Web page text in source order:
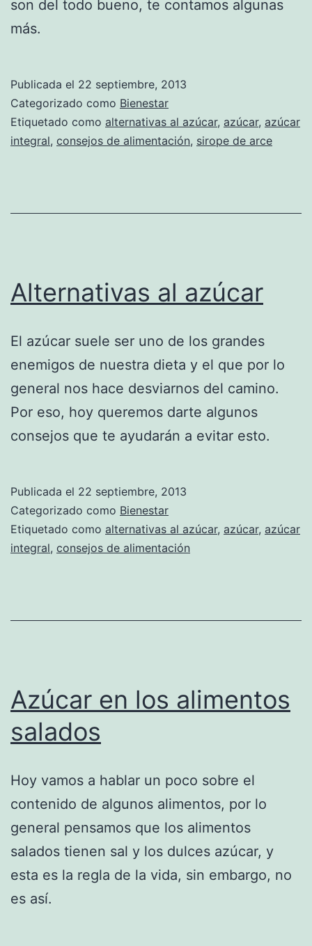
son del todo bueno, te contamos algunas
más.
Publicada el 22 septiembre, 2013
Categorizado como Bienestar
Etiquetado como alternativas al azúcar, azúcar, azúcar
integral, consejos de alimentación, sirope de arce
Alternativas al azúcar
El azúcar suele ser uno de los grandes
enemigos de nuestra dieta y el que por lo
general nos hace desviarnos del camino.
Por eso, hoy queremos darte algunos
consejos que te ayudarán a evitar esto.
Publicada el 22 septiembre, 2013
Categorizado como Bienestar
Etiquetado como alternativas al azúcar, azúcar, azúcar
integral, consejos de alimentación
Azúcar en los alimentos
salados
Hoy vamos a hablar un poco sobre el
contenido de algunos alimentos, por lo
general pensamos que los alimentos
salados tienen sal y los dulces azúcar, y
esta es la regla de la vida, sin embargo, no
es así.